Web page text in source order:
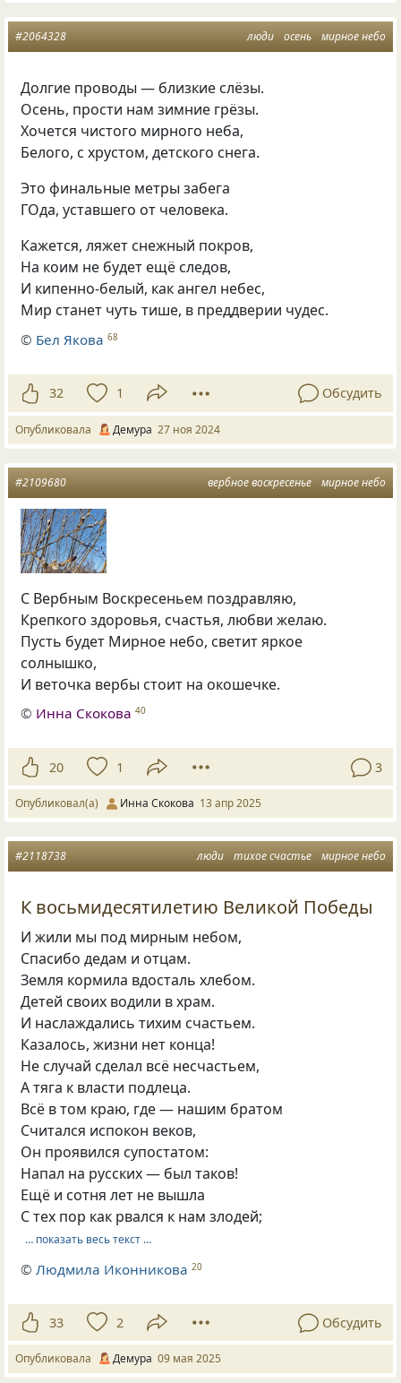
люди осень мирное небо
#2064328
Долгие проводы — близкие слёзы.
Осень, прости нам зимние грёзы.
Хочется чистого мирного неба,
Белого, с хрустом, детского снега.
Это финальные метры забега
ГОда, уставшего от человека.
Кажется, ляжет снежный покров,
На коим не будет ещё следов,
И кипенно-белый, как ангел небес,
Мир станет чуть тише, в преддверии чудес.
© Бел Якова 68
32 1 Обсудить
Опубликовала Демура 27 ноя 2024
вербное воскресенье мирное небо
#2109680
С Вербным Воскресеньем поздравляю,
Крепкого здоровья, счастья, любви желаю.
Пусть будет Мирное небо, светит яркое
солнышко,
И веточка вербы стоит на окошечке.
© Инна Скокова 40
20 1 3
Опубликовал(а) Инна Скокова 13 апр 2025
люди тихое счастье мирное небо
#2118738
К восьмидесятилетию Великой Победы
И жили мы под мирным небом,
Спасибо дедам и отцам.
Земля кормила вдосталь хлебом.
Детей своих водили в храм.
И наслаждались тихим счастьем.
Казалось, жизни нет конца!
Не случай сделал всё несчастьем,
А тяга к власти подлеца.
Всё в том краю, где — нашим братом
Считался испокон веков,
Он проявился супостатом:
Напал на русских — был таков!
Ещё и сотня лет не вышла
С тех пор как рвался к нам злодей;
… показать весь текст …
©Людмила Иконникова 20
33 2 Обсудить
Опубликовала Демура 09 мая 2025